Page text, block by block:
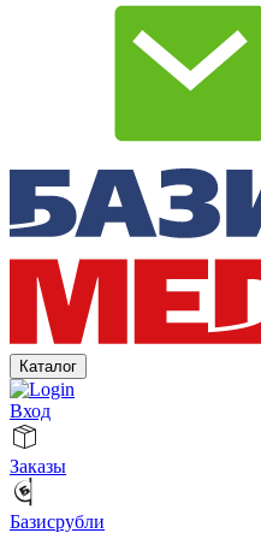
Каталог
Вход
Заказы
Базисрубли